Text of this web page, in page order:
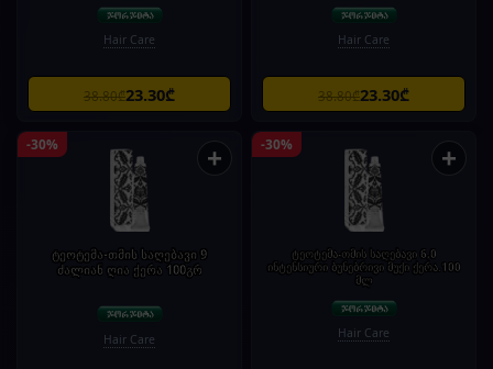
Hair Care
38.80₾23.30₾
Hair Care
38.80₾23.30₾
-30% +
ტეოტემა-თმის საღებავი 9
ძალიან ღია ქერა 100გრ
Hair Care
-30% +
ტეოტემა-თმის საღებავი 6,0
ინტენსიური ბუნებრივი მუქი ქერა.100
მლ
Hair Care